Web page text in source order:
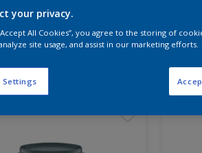
produkterna för
your privacy.
All Cookies”, you agree to the storing of
site usage, and assist in our marketing efforts.
Settings